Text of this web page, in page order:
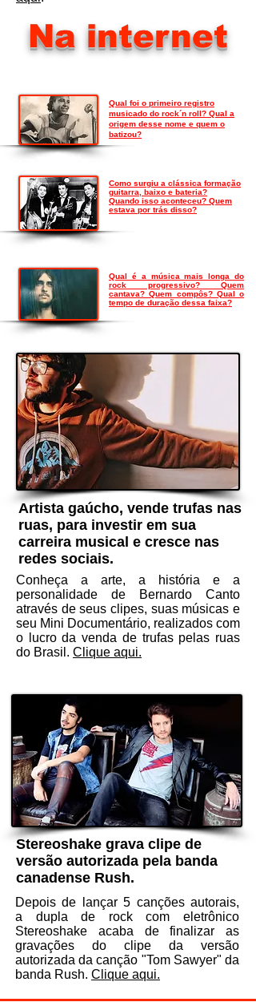
Na internet
Qual foi o primeiro registro
musicado do rock´n roll? Qual a
origem desse nome e quem o
batizou?
Como surgiu a clássica formação
guitarra, baixo e bateria?
Quando isso aconteceu? Quem
estava por trás disso?
Qual é a música mais longa do
rock progressivo? Quem
cantava? Quem compôs? Qual o
tempo de duração dessa faixa?
Artista gaúcho, vende trufas nas
ruas, para investir em sua
carreira musical e cresce nas
redes sociais.
Conheça a arte, a história e a
personalidade de Bernardo Canto
através de seus clipes, suas músicas e
seu Mini Documentário, realizados com
o lucro da venda de trufas pelas ruas
do Brasil. Clique aqui.
Stereoshake grava clipe de
versão autorizada pela banda
canadense Rush.
Depois de lançar 5 canções autorais,
a dupla de rock com eletrônico
Stereoshake acaba de finalizar as
gravações do clipe da versão
autorizada da canção "Tom Sawyer" da
banda Rush. Clique aqui.